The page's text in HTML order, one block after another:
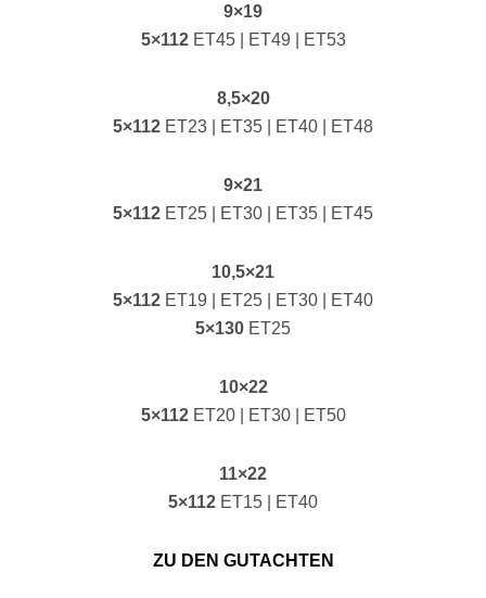
9×19
5×112ET45 | ET49 | ET53
8,5×20
5×112 ET23 | ET35 | ET40 | ET48
9×21
5×112 ET25 | ET30 | ET35 | ET45
10,5×21
5×112 ET19 | ET25 | ET30 | ET40
5×130 ET25
10×22
5×112ET20 | ET30 | ET50
11×22
5×112 ET15 | ET40
ZU DEN GUTACHTEN